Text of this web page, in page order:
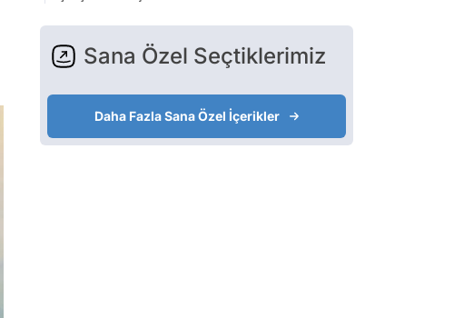
Sana Özel Seçtiklerimiz
Daha Fazla Sana Özel İçerikler